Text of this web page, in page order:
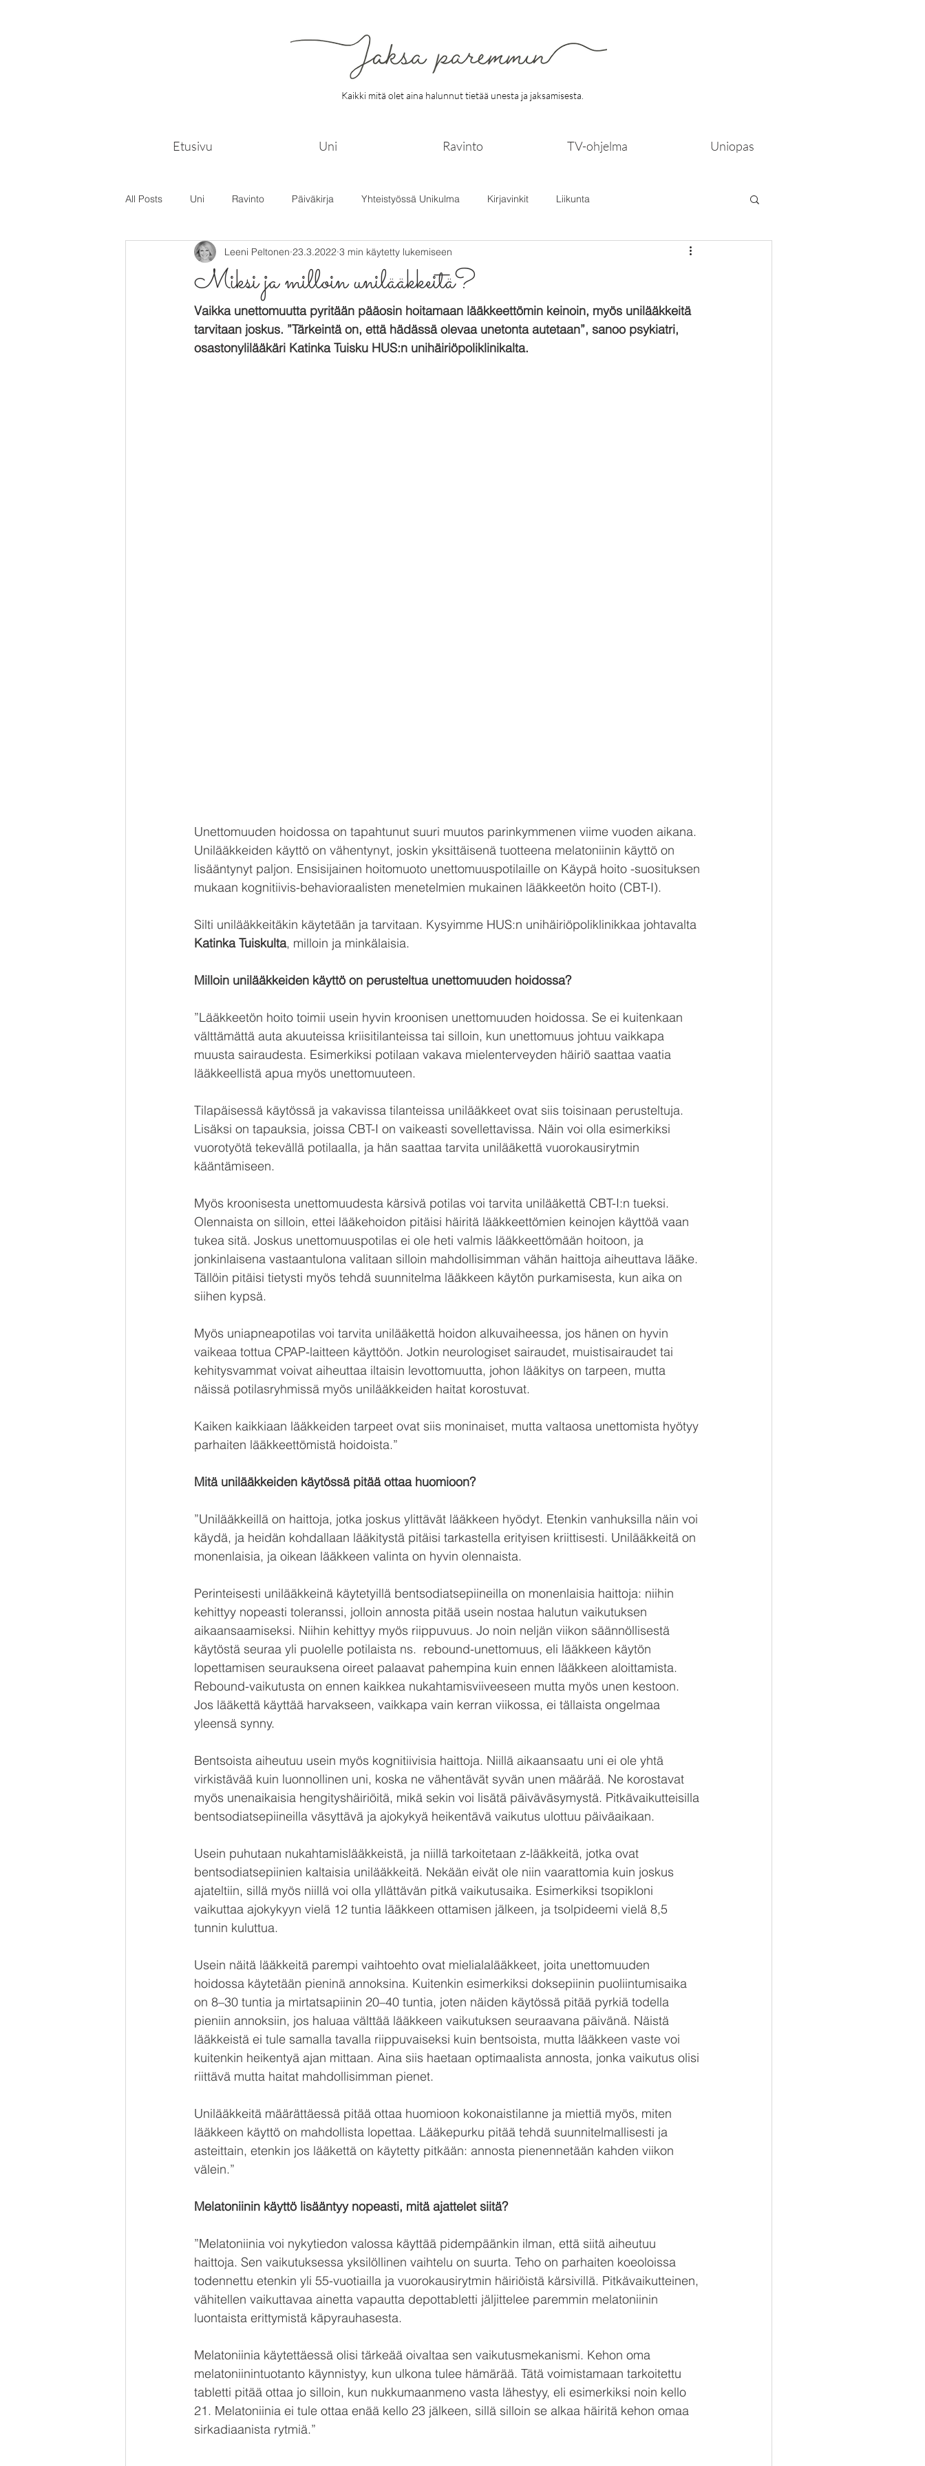
Kaikki mitä olet aina halunnut tietää unesta ja jaksamisesta.
Etusivu Uni Ravinto TV-ohjelma Uniopas
All Posts Uni Ravinto Päiväkirja Yhteistyössä Unikulma Kirjavinkit Liikunta
Miksi ja milloin unilääkkeitä?
Leeni Peltonen 23.3.2022 3 min käytetty lukemiseen
Vaikka unettomuutta pyritään pääosin hoitamaan lääkkeettömin keinoin, myös unilääkkeitä
tarvitaan joskus. ”Tärkeintä on, että hädässä olevaa unetonta autetaan”, sanoo psykiatri,
osastonylilääkäri Katinka Tuisku HUS:n unihäiriöpoliklinikalta.
Unettomuuden hoidossa on tapahtunut suuri muutos parinkymmenen viime vuoden aikana.
Unilääkkeiden käyttö on vähentynyt, joskin yksittäisenä tuotteena melatoniinin käyttö on
lisääntynyt paljon. Ensisijainen hoitomuoto unettomuuspotilaille on Käypä hoito -suosituksen
mukaan kognitiivis-behavioraalisten menetelmien mukainen lääkkeetön hoito (CBT-I).
Silti unilääkkeitäkin käytetään ja tarvitaan. Kysyimme HUS:n unihäiriöpoliklinikkaa johtavalta
Katinka Tuiskulta, milloin ja minkälaisia.
Milloin unilääkkeiden käyttö on perusteltua unettomuuden hoidossa?
”Lääkkeetön hoito toimii usein hyvin kroonisen unettomuuden hoidossa. Se ei kuitenkaan
välttämättä auta akuuteissa kriisitilanteissa tai silloin, kun unettomuus johtuu vaikkapa
muusta sairaudesta. Esimerkiksi potilaan vakava mielenterveyden häiriö saattaa vaatia
lääkkeellistä apua myös unettomuuteen.
Tilapäisessä käytössä ja vakavissa tilanteissa unilääkkeet ovat siis toisinaan perusteltuja.
Lisäksi on tapauksia, joissa CBT-I on vaikeasti sovellettavissa. Näin voi olla esimerkiksi
vuorotyötä tekevällä potilaalla, ja hän saattaa tarvita unilääkettä vuorokausirytmin
kääntämiseen.
Myös kroonisesta unettomuudesta kärsivä potilas voi tarvita unilääkettä CBT-I:n tueksi.
Olennaista on silloin, ettei lääkehoidon pitäisi häiritä lääkkeettömien keinojen käyttöä vaan
tukea sitä. Joskus unettomuuspotilas ei ole heti valmis lääkkeettömään hoitoon, ja
jonkinlaisena vastaantulona valitaan silloin mahdollisimman vähän haittoja aiheuttava lääke.
Tällöin pitäisi tietysti myös tehdä suunnitelma lääkkeen käytön purkamisesta, kun aika on
siihen kypsä.
Myös uniapneapotilas voi tarvita unilääkettä hoidon alkuvaiheessa, jos hänen on hyvin
vaikeaa tottua CPAP-laitteen käyttöön. Jotkin neurologiset sairaudet, muistisairaudet tai
kehitysvammat voivat aiheuttaa iltaisin levottomuutta, johon lääkitys on tarpeen, mutta
näissä potilasryhmissä myös unilääkkeiden haitat korostuvat.
Kaiken kaikkiaan lääkkeiden tarpeet ovat siis moninaiset, mutta valtaosa unettomista hyötyy
parhaiten lääkkeettömistä hoidoista.”
Mitä unilääkkeiden käytössä pitää ottaa huomioon?
”Unilääkkeillä on haittoja, jotka joskus ylittävät lääkkeen hyödyt. Etenkin vanhuksilla näin voi
käydä, ja heidän kohdallaan lääkitystä pitäisi tarkastella erityisen kriittisesti. Unilääkkeitä on
monenlaisia, ja oikean lääkkeen valinta on hyvin olennaista.
Perinteisesti unilääkkeinä käytetyillä bentsodiatsepiineilla on monenlaisia haittoja: niihin
kehittyy nopeasti toleranssi, jolloin annosta pitää usein nostaa halutun vaikutuksen
aikaansaamiseksi. Niihin kehittyy myös riippuvuus. Jo noin neljän viikon säännöllisestä
käytöstä seuraa yli puolelle potilaista ns.  rebound-unettomuus, eli lääkkeen käytön
lopettamisen seurauksena oireet palaavat pahempina kuin ennen lääkkeen aloittamista.
Rebound-vaikutusta on ennen kaikkea nukahtamisviiveeseen mutta myös unen kestoon.
Jos lääkettä käyttää harvakseen, vaikkapa vain kerran viikossa, ei tällaista ongelmaa
yleensä synny.
Bentsoista aiheutuu usein myös kognitiivisia haittoja. Niillä aikaansaatu uni ei ole yhtä
virkistävää kuin luonnollinen uni, koska ne vähentävät syvän unen määrää. Ne korostavat
myös unenaikaisia hengityshäiriöitä, mikä sekin voi lisätä päiväväsymystä. Pitkävaikutteisilla
bentsodiatsepiineilla väsyttävä ja ajokykyä heikentävä vaikutus ulottuu päiväaikaan.
Usein puhutaan nukahtamislääkkeistä, ja niillä tarkoitetaan z-lääkkeitä, jotka ovat
bentsodiatsepiinien kaltaisia unilääkkeitä. Nekään eivät ole niin vaarattomia kuin joskus
ajateltiin, sillä myös niillä voi olla yllättävän pitkä vaikutusaika. Esimerkiksi tsopikloni
vaikuttaa ajokykyyn vielä 12 tuntia lääkkeen ottamisen jälkeen, ja tsolpideemi vielä 8,5
tunnin kuluttua.
Usein näitä lääkkeitä parempi vaihtoehto ovat mielialalääkkeet, joita unettomuuden
hoidossa käytetään pieninä annoksina. Kuitenkin esimerkiksi doksepiinin puoliintumisaika
on 8–30 tuntia ja mirtatsapiinin 20–40 tuntia, joten näiden käytössä pitää pyrkiä todella
pieniin annoksiin, jos haluaa välttää lääkkeen vaikutuksen seuraavana päivänä. Näistä
lääkkeistä ei tule samalla tavalla riippuvaiseksi kuin bentsoista, mutta lääkkeen vaste voi
kuitenkin heikentyä ajan mittaan. Aina siis haetaan optimaalista annosta, jonka vaikutus olisi
riittävä mutta haitat mahdollisimman pienet.
Unilääkkeitä määrättäessä pitää ottaa huomioon kokonaistilanne ja miettiä myös, miten
lääkkeen käyttö on mahdollista lopettaa. Lääkepurku pitää tehdä suunnitelmallisesti ja
asteittain, etenkin jos lääkettä on käytetty pitkään: annosta pienennetään kahden viikon
välein.”
Melatoniinin käyttö lisääntyy nopeasti, mitä ajattelet siitä?
”Melatoniinia voi nykytiedon valossa käyttää pidempäänkin ilman, että siitä aiheutuu
haittoja. Sen vaikutuksessa yksilöllinen vaihtelu on suurta. Teho on parhaiten koeoloissa
todennettu etenkin yli 55-vuotiailla ja vuorokausirytmin häiriöistä kärsivillä. Pitkävaikutteinen,
vähitellen vaikuttavaa ainetta vapautta depottabletti jäljittelee paremmin melatoniinin
luontaista erittymistä käpyrauhasesta.
Melatoniinia käytettäessä olisi tärkeää oivaltaa sen vaikutusmekanismi. Kehon oma
melatoniinintuotanto käynnistyy, kun ulkona tulee hämärää. Tätä voimistamaan tarkoitettu
tabletti pitää ottaa jo silloin, kun nukkumaanmeno vasta lähestyy, eli esimerkiksi noin kello
21. Melatoniinia ei tule ottaa enää kello 23 jälkeen, sillä silloin se alkaa häiritä kehon omaa
sirkadiaanista rytmiä.”